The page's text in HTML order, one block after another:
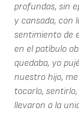
profundas, sin
y cansada, con
sentimiento de
en el patíbulo
quedaba, yo
nuestro hijo,
tocarlo,
llevaron a la